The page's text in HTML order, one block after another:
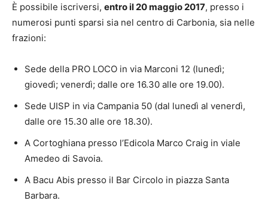
È possibile iscriversi, entro il 20 maggio 2017, presso i
numerosi punti sparsi sia nel centro di Carbonia, sia nelle
frazioni:
Sede della PRO LOCO in via Marconi 12 (lunedì;
giovedì; venerdì; dalle ore 16.30 alle ore 19.00).
Sede UISP in via Campania 50 (dal lunedì al venerdì,
dalle ore 15.30 alle ore 18.30).
A Cortoghiana presso l’Edicola Marco Craig in viale
Amedeo di Savoia.
A Bacu Abis presso il Bar Circolo in piazza Santa
Barbara.